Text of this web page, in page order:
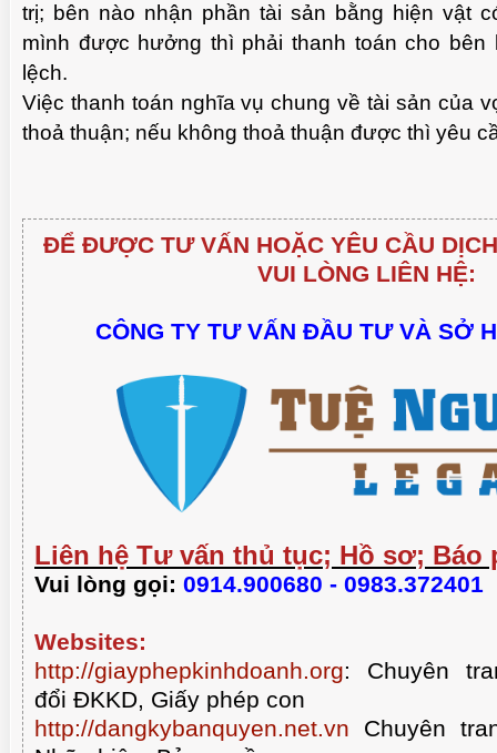
trị; bên nào nhận phần tài sản bằng hiện vật
mình được hưởng thì phải thanh toán cho bên
lệch.
Việc thanh toán nghĩa vụ chung về tài sản của
thoả thuận; nếu không thoả thuận được thì yêu
ĐỂ ĐƯỢC TƯ VẤN HOẶC YÊU CẦU
VUI LÒNG LIÊN HỆ:
CÔNG TY TƯ VẤN ĐẦU TƯ VÀ SỞ
Liên hệ Tư vấn thủ tục; Hồ sơ; Báo
Vui lòng gọi: 0914.900680 - 0983.372401
Websites:
http://giayphepkinhdoanh.org:
Chuyên
đổi ĐKKD, Giấy phép con
http://dangkybanquyen.net.vn Chuyên